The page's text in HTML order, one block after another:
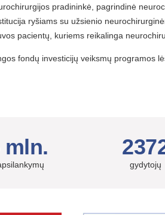
pradininkė, pagrindinė
ryšiams su užsienio
pacientų, kuriems reikalinga
fondų investicijų veiksmų programos
mln.
gydytojų